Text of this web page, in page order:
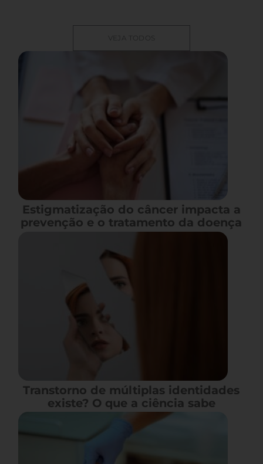
VEJA TODOS
Estigmatização do câncer impacta a
prevenção e o tratamento da doença
Transtorno de múltiplas identidades
existe? O que a ciência sabe